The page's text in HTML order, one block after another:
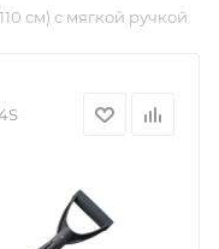
см) с мягкой ручкой